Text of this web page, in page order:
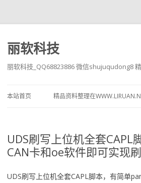
丽软科技
丽软科技_QQ68823886 微信shujuqudong8
本站首页 精品资料整理在
UDS刷写上位机全套
CAN卡和oe软件即可实现
UDS刷写上位机全套CAPL脚本，有简单